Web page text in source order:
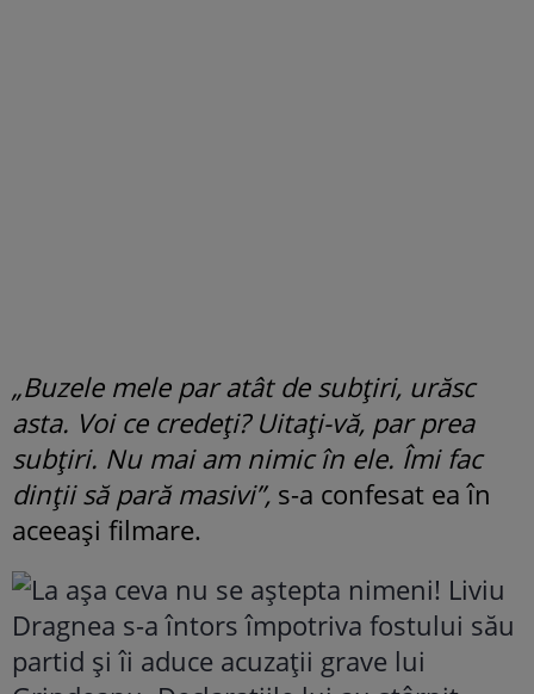
„Buzele mele par atât de subțiri, urăsc
asta. Voi ce credeți? Uitați-vă, par prea
subțiri. Nu mai am nimic în ele. Îmi fac
dinții să pară masivi”, s-a confesat ea în
aceeași filmare.